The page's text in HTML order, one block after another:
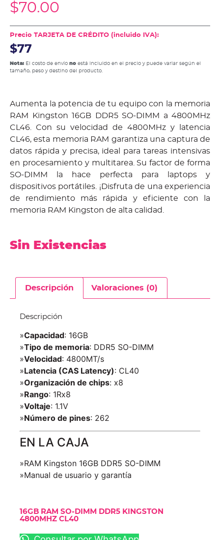
$70.00
Precio TARJETA DE CRÉDITO (incluido IVA):
$77
Nota: El costo de envío no está incluido en el precio y puede variar según el
tamaño, peso y destino del producto.
Aumenta la potencia de tu equipo con la memoria
RAM Kingston 16GB DDR5 SO-DIMM a 4800MHz
CL46. Con su velocidad de 4800MHz y latencia
CL46, esta memoria RAM garantiza una captura de
datos rápida y precisa, ideal para tareas intensivas
en procesamiento y multitarea. Su factor de forma
SO-DIMM la hace perfecta para laptops y
dispositivos portátiles. ¡Disfruta de una experiencia
de rendimiento más rápida y eficiente con la
memoria RAM Kingston de alta calidad.
Sin Existencias
Descripción Valoraciones (0)
Descripción
»Capacidad: 16GB
»Tipo de memoria: DDR5 SO-DIMM
»Velocidad: 4800MT/s
»Latencia (CAS Latency): CL40
»Organización de chips: x8
»Rango: 1Rx8
»Voltaje: 1.1V
»Número de pines: 262
EN LA CAJA
»RAM Kingston 16GB DDR5 SO-DIMM
»Manual de usuario y garantía
16GB RAM SO-DIMM DDR5 KINGSTON
4800MHZ CL40